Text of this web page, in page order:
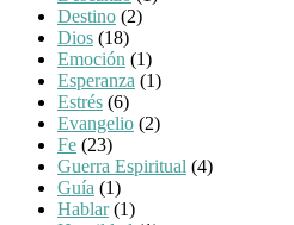
Destino (2)
Dios (18)
Emoción (1)
Esperanza (1)
Estrés (6)
Evangelio (2)
Fe (23)
Guerra Espiritual (4)
Guía (1)
Hablar(1)